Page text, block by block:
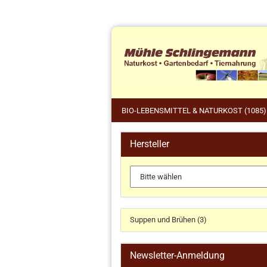
BIO-LEBENSMITTEL & NATURKOST (1085)
Küchengeräte und Zubehör
Dr. Haubrich
Koch- und Backbücher
Küchengeräte
Küchenhelfer
Hersteller
Suppen und Brühen (3)
Newsletter-Anmeldung